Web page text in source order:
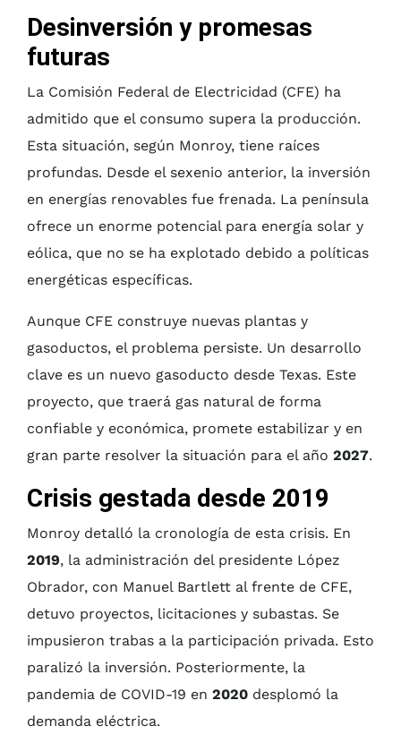
Desinversión y promesas
futuras
La Comisión Federal de Electricidad (CFE) ha
admitido que el consumo supera la producción.
Esta situación, según Monroy, tiene raíces
profundas. Desde el sexenio anterior, la inversión
en energías renovables fue frenada. La península
ofrece un enorme potencial para energía solar y
eólica, que no se ha explotado debido a políticas
energéticas específicas.
Aunque CFE construye nuevas plantas y
gasoductos, el problema persiste. Un desarrollo
clave es un nuevo gasoducto desde Texas. Este
proyecto, que traerá gas natural de forma
confiable y económica, promete estabilizar y en
gran parte resolver la situación para el año 2027.
Crisis gestada desde 2019
Monroy detalló la cronología de esta crisis. En
2019, la administración del presidente López
Obrador, con Manuel Bartlett al frente de CFE,
detuvo proyectos, licitaciones y subastas. Se
impusieron trabas a la participación privada. Esto
paralizó la inversión. Posteriormente, la
pandemia de COVID-19 en 2020 desplomó la
demanda eléctrica.